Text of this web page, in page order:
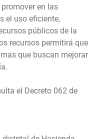
en las
el uso eficiente,
públicos de la
recursos permitirá que
que buscan mejorar
el Decreto 062 de